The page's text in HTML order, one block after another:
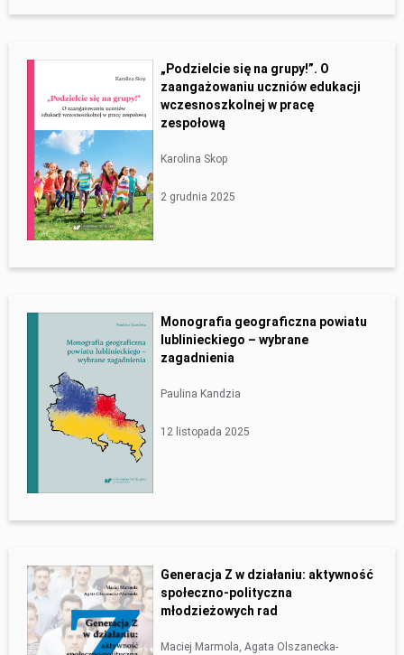
„Podzielcie się na grupy!”. O
zaangażowaniu uczniów edukacji
wczesnoszkolnej w pracę
zespołową
Karolina Skop
2 grudnia 2025
Monografia geograficzna powiatu
lublinieckiego – wybrane
zagadnienia
Paulina Kandzia
12 listopada 2025
Generacja Z w działaniu: aktywność
społeczno-polityczna
młodzieżowych rad
Maciej Marmola, Agata Olszanecka-